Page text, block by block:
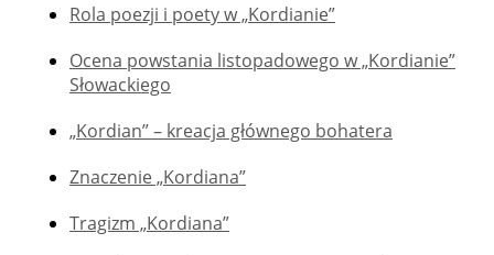
Rola poezji i poety w „Kordianie”
Ocena powstania listopadowego w „Kordianie”
Słowackiego
„Kordian” – kreacja głównego bohatera
Znaczenie „Kordiana”
Tragizm „Kordiana”